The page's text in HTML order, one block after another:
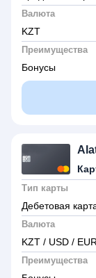
Валюта
KZT
Преимущества
Бонусы
Тип карты
Дебетовая
Валюта
KZT / USD /
Преимущества